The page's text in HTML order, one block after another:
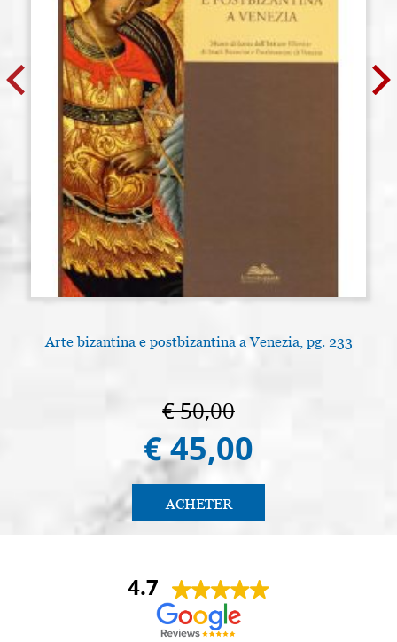
Arte bizantina e postbizantina a Venezia, pg. 233
€ 50,00
€ 45,00
ACHETER
4.7